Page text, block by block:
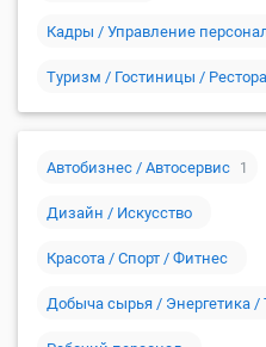
Кадры / Управление
Туризм / Гостиницы /
Автобизнес / Автосервис 1
Дизайн / Искусство
Красота / Спорт / Фитнес
Добыча сырья / Энергетика /